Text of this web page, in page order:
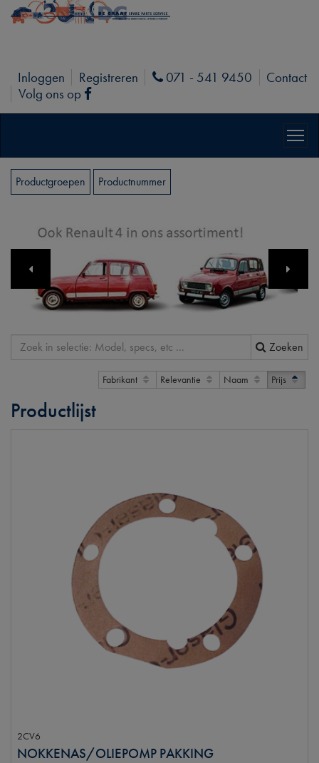
Inloggen Registreren Phone
071 - 541 9450
Contact
Volg ons op
Facebook
Productgroepen Productnummer
Zoeken
Fabrikant Relevantie Naam Prijs
Productlijst
2CV6
NOKKENAS/OLIEPOMP PAKKING